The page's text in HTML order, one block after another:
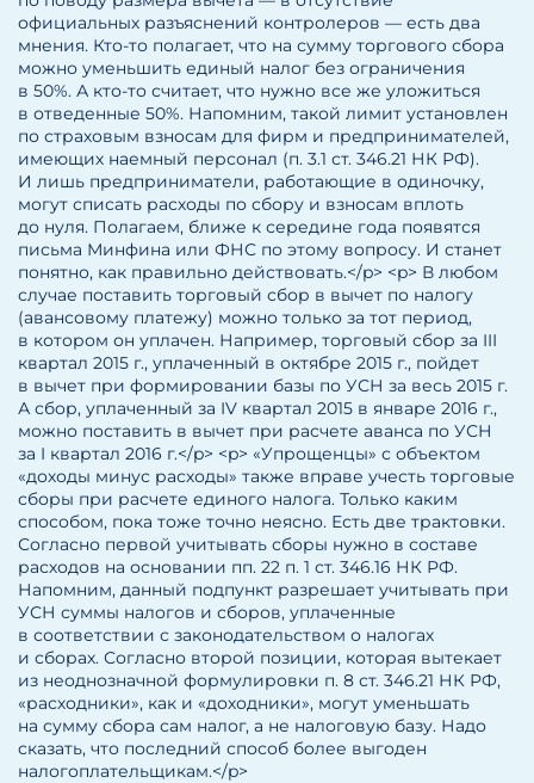
официальных разъяснений контролеров — есть два
мнения. Кто-то полагает, что на сумму торгового сбора
можно уменьшить единый налог без ограничения
в 50%. А кто-то считает, что нужно все же уложиться
в отведенные 50%. Напомним, такой лимит установлен
по страховым взносам для фирм и предпринимателей,
имеющих наемный персонал (п. 3.1 ст. 346.21 НК РФ).
И лишь предприниматели, работающие в одиночку,
могут списать расходы по сбору и взносам вплоть
до нуля. Полагаем, ближе к середине года появятся
письма Минфина или ФНС по этому вопросу. И станет
понятно, как правильно действовать.</p> <p> В любом
случае поставить торговый сбор в вычет по налогу
(авансовому платежу) можно только за тот период,
в котором он уплачен. Например, торговый сбор за III
квартал 2015 г., уплаченный в октябре 2015 г., пойдет
в вычет при формировании базы по УСН за весь 2015 г.
А сбор, уплаченный за IV квартал 2015 в январе 2016 г.,
можно поставить в вычет при расчете аванса по УСН
за I квартал 2016 г.</p> <p> «Упрощенцы» с объектом
«доходы минус расходы» также вправе учесть торговые
сборы при расчете единого налога. Только каким
способом, пока тоже точно неясно. Есть две трактовки.
Согласно первой учитывать сборы нужно в составе
расходов на основании пп. 22 п. 1 ст. 346.16 НК РФ.
Напомним, данный подпункт разрешает учитывать при
УСН суммы налогов и сборов, уплаченные
в соответствии с законодательством о налогах
и сборах. Согласно второй позиции, которая вытекает
из неоднозначной формулировки п. 8 ст. 346.21 НК РФ,
«расходники», как и «доходники», могут уменьшать
на сумму сбора сам налог, а не налоговую базу. Надо
сказать, что последний способ более выгоден
налогоплательщикам.</p>